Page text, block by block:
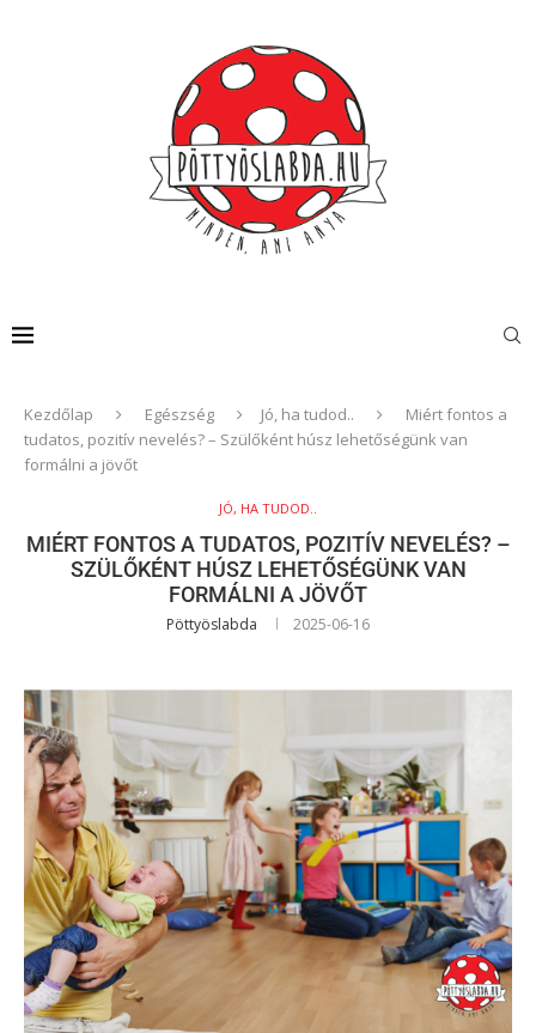
Kezdőlap Egészség Jó, ha tudod..
Miért fontos a
tudatos, pozitív nevelés? – Szülőként húsz lehetőségünk van
formálni a jövőt
JÓ, HA TUDOD..
MIÉRT FONTOS A TUDATOS, POZITÍV NEVELÉS? –
SZÜLŐKÉNT HÚSZ LEHETŐSÉGÜNK VAN
FORMÁLNI A JÖVŐT
Pöttyöslabda 2025-06-16